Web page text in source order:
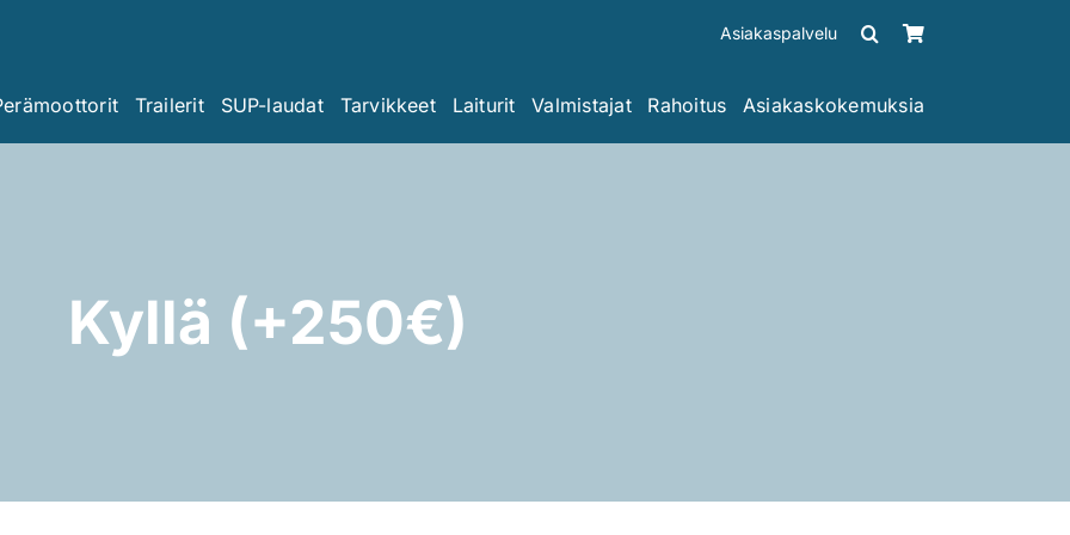
Asiakaspalvelu
Trailerit SUP-laudat Tarvikkeet Laiturit Valmistajat Rahoitus Asiakaskokemuksia
Kyllä (+250€)